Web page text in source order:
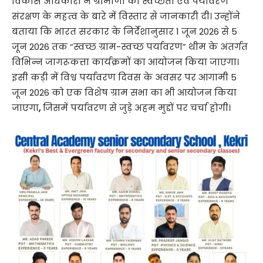
संरक्षण के महत्व के बारे में विस्तार से जानकारी दी। उन्होंने
बताया कि भारत सरकार के निर्देशानुसार 1 जून 2026 से 5
जून 2026 तक “स्वच्छ ग्राम-स्वच्छ पर्यावरण” थीम के अंतर्गत
विभिन्न जागरूकत्ता कार्यक्रमों का आयोजन किया जाएगा।
इसी कड़ी में विश्व पर्यावरण दिवस के अवसर पर आगामी 5
जून 2026 को एक विशेष ग्राम सभा का भी आयोजन किया
जाएगा,जिसमें पर्यावरण से जुड़े अहम मुद्दों पर चर्चा होगी।